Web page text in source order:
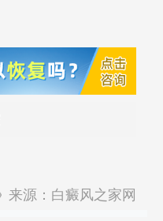
来源： 白癜风之家网